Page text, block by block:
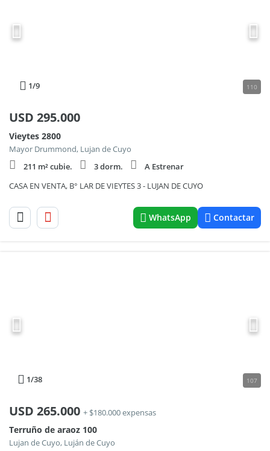
1/9 110
USD 295.000
Vieytes 2800
Mayor Drummond, Lujan de Cuyo
211 m² cubie.
3 dorm.
A Estrenar
CASA EN VENTA, B° LAR DE VIEYTES 3 - LUJAN DE CUYO
WhatsApp Contactar
1/38 107
USD 265.000 + $180.000 expensas
Terruño de araoz 100
Lujan de Cuyo, Luján de Cuyo